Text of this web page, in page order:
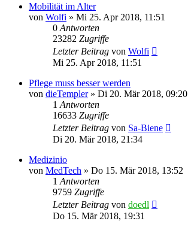
Mobilität im Alter
von Wolfi » Mi 25. Apr 2018, 11:51
0 Antworten
23282 Zugriffe
Letzter Beitrag von Wolfi
Mi 25. Apr 2018, 11:51
Pflege muss besser werden
von dieTempler» Di 20. Mär 2018, 09:20
1 Antworten
16633 Zugriffe
Letzter Beitrag von Sa-Biene
Di 20. Mär 2018, 21:34
Medizinio
von MedTech » Do 15. Mär 2018, 13:52
1 Antworten
9759 Zugriffe
Letzter Beitrag von doedl
Do 15. Mär 2018, 19:31